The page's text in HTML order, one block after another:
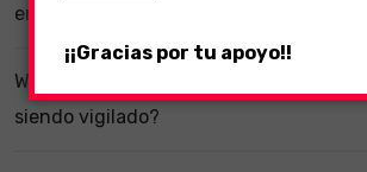
empresa
WhatsApp y la localización en segundo
siendo vigilado?
¡¡Gracias por tu apoyo!!